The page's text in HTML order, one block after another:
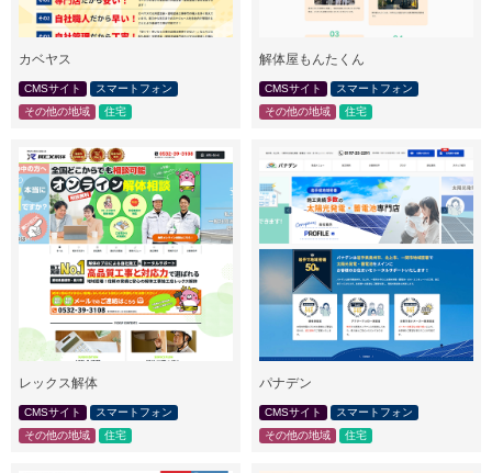
カベヤス
CMSサイト
スマートフォン
その他の地域
住宅
解体屋もんたくん
CMSサイト
スマートフォン
その他の地域
住宅
レックス解体
CMSサイト
スマートフォン
その他の地域
住宅
パナデン
CMSサイト
スマートフォン
その他の地域
住宅